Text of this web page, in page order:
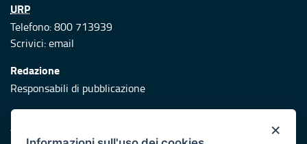
URP
Telefono: 800 713939
Scrivici:email
Redazione
Responsabili di pubblicazione
Protezione civile
Vai al sito di Protezione Civile Puglia ×